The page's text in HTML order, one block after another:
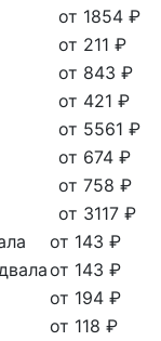
от 1854 ₽
от 211 ₽
от 843 ₽
от 421 ₽
от 5561 ₽
от 674 ₽
от 758 ₽
от 3117 ₽
от 143 ₽
от 143 ₽
от 194 ₽
от 118 ₽